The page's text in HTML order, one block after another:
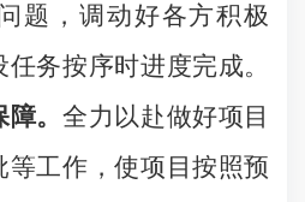
题，调动好各方积极
务按序时进度完成。
障。全力以赴做好项目
工作，使项目按照预